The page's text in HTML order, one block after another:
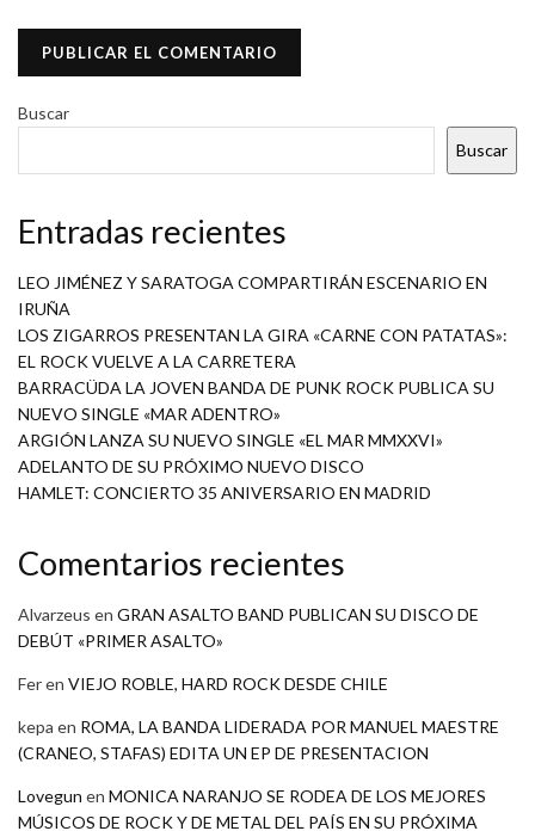
Buscar
Buscar
Entradas recientes
LEO JIMÉNEZ Y SARATOGA COMPARTIRÁN ESCENARIO EN
IRUÑA
LOS ZIGARROS PRESENTAN LA GIRA «CARNE CON PATATAS»:
EL ROCK VUELVE A LA CARRETERA
BARRACÜDA LA JOVEN BANDA DE PUNK ROCK PUBLICA SU
NUEVO SINGLE «MAR ADENTRO»
ARGIÓN LANZA SU NUEVO SINGLE «EL MAR MMXXVI»
ADELANTO DE SU PRÓXIMO NUEVO DISCO
HAMLET: CONCIERTO 35 ANIVERSARIO EN MADRID
Comentarios recientes
Alvarzeus en GRAN ASALTO BAND PUBLICAN SU DISCO DE
DEBÚT «PRIMER ASALTO»
Feren VIEJO ROBLE, HARD ROCK DESDE CHILE
kepa en ROMA, LA BANDA LIDERADA POR MANUEL MAESTRE
(CRANEO, STAFAS) EDITA UN EP DE PRESENTACION
Lovegun en MONICA NARANJO SE RODEA DE LOS MEJORES
MÚSICOS DE ROCK Y DE METAL DEL PAÍS EN SU PRÓXIMA